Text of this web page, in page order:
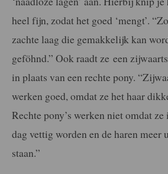
heel fijn, zodat het goed ‘mengt’.
zachte laag die gemakkelijk kan
geföhnd.” Ook raadt ze een
in plaats van een rechte pony.
werken goed, omdat ze het haar
Rechte pony’s werken niet omdat
dag vettig worden en de haren meer
staan.”